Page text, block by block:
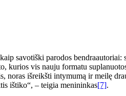
savotiški parodos bendraautoriai:
kurios vis nauju formatu
išreikšti intymumą ir meilę
ištiko“, – teigia menininkas[7].